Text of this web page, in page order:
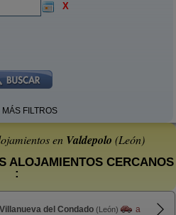
X
MÁS FILTROS
en Valdepolo (León)
ALOJAMIENTOS CERCANOS
:
Villanueva del Condado (León)
a